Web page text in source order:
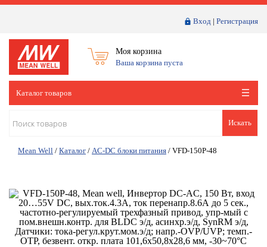
Вход | Регистрация
Моя корзина
Ваша корзина пуста
Каталог товаров
Искать
Mean Well / Каталог / AC-DC блоки питания / VFD-150P-48